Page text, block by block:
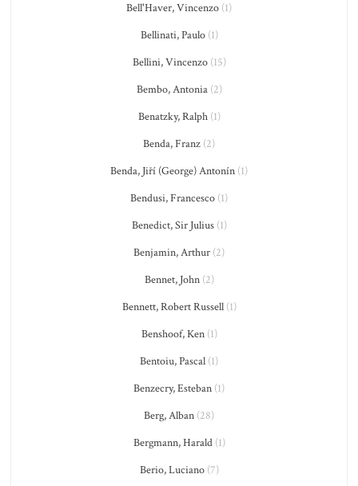
Bell'Haver, Vincenzo (1)
Bellinati, Paulo(1)
Bellini, Vincenzo(15)
Bembo, Antonia(2)
Benatzky, Ralph(1)
Benda, Franz (2)
Benda, Jiří (George) Antonín (1)
Bendusi, Francesco (1)
Benedict, Sir Julius(1)
Benjamin, Arthur (2)
Bennet, John(2)
Bennett, Robert Russell(1)
Benshoof, Ken(1)
Bentoiu, Pascal (1)
Benzecry, Esteban (1)
Berg, Alban (28)
Bergmann, Harald(1)
Berio, Luciano(7)